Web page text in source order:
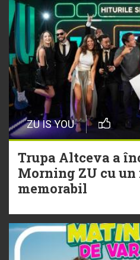
30 Iulie
Alexia lansează
pentru „Nu mai
29 Iulie
Trupa Altceva a
Morning ZU cu
memorabil
NEW MUSIC | 5
playlistul Radio
ZU IS YOU
Trupa Altceva a
Morning ZU cu
memorabil